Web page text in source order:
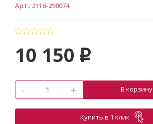
Арт.: 2116-290074
10 150 p
- + В корзину
Купить в 1 клик